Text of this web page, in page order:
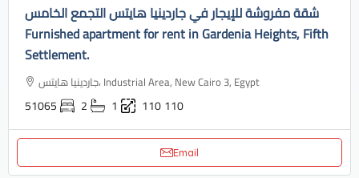
شقة مفروشة للإيجار في جاردينيا هايتس التجمع الخامس
Furnished apartment for rent in Gardenia Heights, Fifth
Settlement.
جاردينيا هايتس، Industrial Area, New Cairo 3, Egypt
51065 2 1 110110
Email